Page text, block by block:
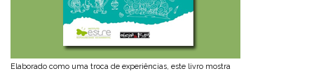
Elaborado como uma troca de experiências, este livro mostra